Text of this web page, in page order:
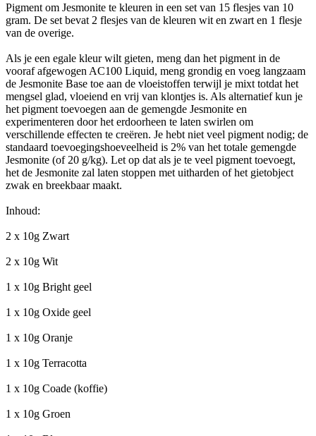
Pigment om Jesmonite te kleuren in een set van 15 flesjes van 10
gram. De set bevat 2 flesjes van de kleuren wit en zwart en 1 flesje
van de overige.
Als je een egale kleur wilt gieten, meng dan het pigment in de
vooraf afgewogen AC100 Liquid, meng grondig en voeg langzaam
de Jesmonite Base toe aan de vloeistoffen terwijl je mixt totdat het
mengsel glad, vloeiend en vrij van klontjes is. Als alternatief kun je
het pigment toevoegen aan de gemengde Jesmonite en
experimenteren door het erdoorheen te laten swirlen om
verschillende effecten te creëren. Je hebt niet veel pigment nodig; de
standaard toevoegingshoeveelheid is 2% van het totale gemengde
Jesmonite (of 20 g/kg). Let op dat als je te veel pigment toevoegt,
het de Jesmonite zal laten stoppen met uitharden of het gietobject
zwak en breekbaar maakt.
Inhoud:
2 x 10g Zwart
2 x 10g Wit
1 x 10g Bright geel
1 x 10g Oxide geel
1 x 10g Oranje
1 x 10g Terracotta
1 x 10g Coade (koffie)
1 x 10g Groen